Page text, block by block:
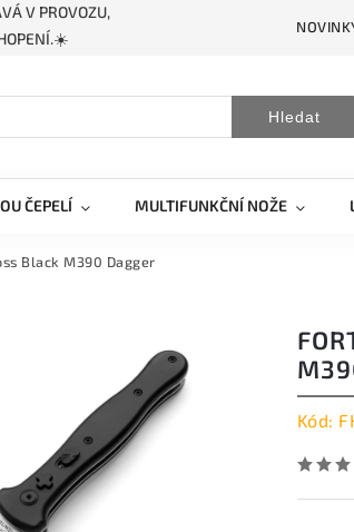
V PROVOZU,
Hledat
ČEPELÍ MULTIFUNKČNÍ NOŽE
Black M390 Dagger
Kód: